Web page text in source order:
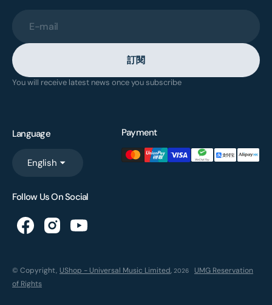
E-mail
訂閱
You will receive latest news once you subscribe
Language
English
Payment
Follow Us On Social
© Copyright, UShop - Universal Music Limited, 2026
UMG Reservation
of Rights